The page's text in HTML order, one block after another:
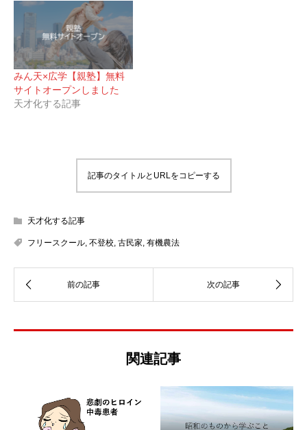
みん天×広学【親塾】無料
サイトオープンしました
天才化する記事
記事のタイトルとURLをコピーする
天才化する記事
フリースクール, 不登校, 古民家, 有機農法
関連記事